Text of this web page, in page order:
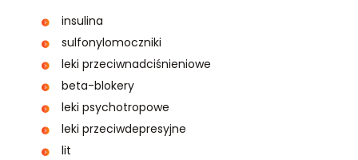
insulina
sulfonylomoczniki
leki przeciwnadciśnieniowe
beta-blokery
leki psychotropowe
leki przeciwdepresyjne
lit